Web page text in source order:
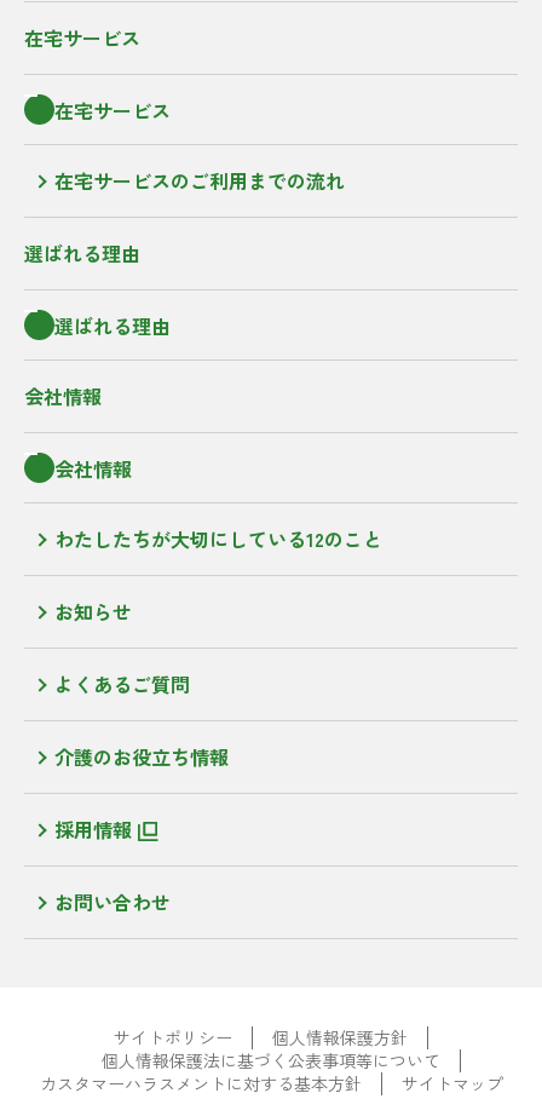
在宅サービス
在宅サービス
在宅サービスのご利用までの流れ
選ばれる理由
選ばれる理由
会社情報
会社情報
わたしたちが大切にしている12のこと
お知らせ
よくあるご質問
介護のお役立ち情報
採用情報
お問い合わせ
サイトポリシー
個人情報保護方針
個人情報保護法に基づく公表事項等について
カスタマーハラスメントに対する基本方針
サイトマップ